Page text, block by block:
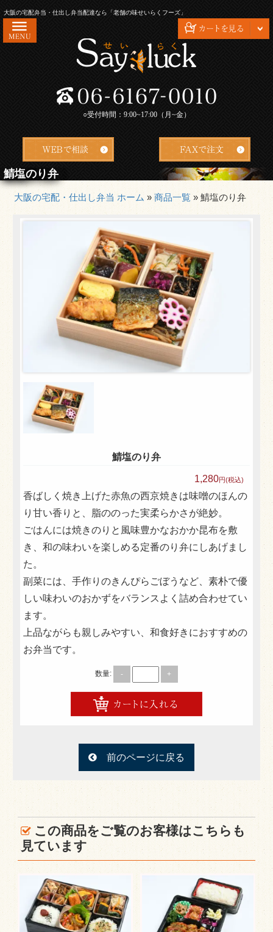
大阪の宅配弁当・仕出し弁当配達なら「老舗の味せいらくフーズ」
○受付時間：9:00~17:00（月~金）
せいらくフーズが選ばれる理由
お問い合わせ
配達エリア・ご注文方法
よくあるご質問
特定商取引法に基づく表記
安心・安全の衛生管理
エスケイ食品株式会社 会社概要
人気ランキング
利用シーンで選ぶ
会議・研修・セミナー
製薬会社（MR）様
会合・お集り
価格で選ぶ
～500円
501円～999円
1,000円～1,499円
1,500円～1,999円
2,000円～2,499円
種類で選ぶ
オードブル
格安弁当
どんぶり・セット
おにぎり
蒸す丼・温まるお弁当
ペットボトル お茶
鯖塩のり弁
大阪の宅配・仕出し弁当 ホーム »商品一覧» 鯖塩のり弁
鯖塩のり弁
1,280円(税込)
香ばしく焼き上げた赤魚の西京焼きは味噌のほんの
り甘い香りと、脂ののった実柔らかさが絶妙。
ごはんには焼きのりと風味豊かなおかか昆布を敷
き、和の味わいを楽しめる定番のり弁にしあげまし
た。
副菜には、手作りのきんぴらごぼうなど、素朴で優
しい味わいのおかずをバランスよく詰め合わせてい
ます。
上品ながらも親しみやすい、和食好きにおすすめの
お弁当です。
数量: - +
前のページに戻る
この商品をご覧のお客様はこちらも
見ています